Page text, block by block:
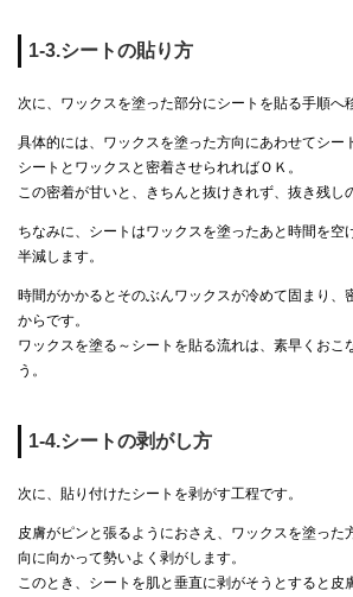
1-3.シートの貼り方
次に、ワックスを塗った部分にシートを貼る手順へ
具体的には、ワックスを塗った方向にあわせてシー
シートとワックスと密着させられればＯＫ。
この密着が甘いと、きちんと抜けきれず、抜き残し
ちなみに、シートはワックスを塗ったあと時間を空
半減します。
時間がかかるとそのぶんワックスが冷めて固まり、
からです。
ワックスを塗る～シートを貼る流れは、素早くおこ
う。
1-4.シートの剥がし方
次に、貼り付けたシートを剥がす工程です。
皮膚がピンと張るようにおさえ、ワックスを塗った
向に向かって勢いよく剥がします。
このとき、シートを肌と垂直に剥がそうとすると皮